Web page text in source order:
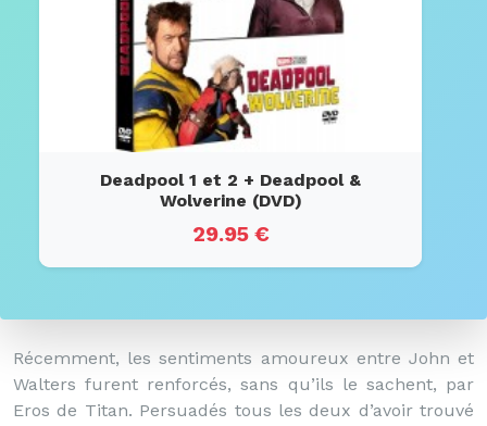
Deadpool 1 et 2 + Deadpool &
Wolverine (DVD)
29.95 €
Récemment, les sentiments amoureux entre John et
Walters furent renforcés, sans qu’ils le sachent, par
Eros de Titan. Persuadés tous les deux d’avoir trouvé